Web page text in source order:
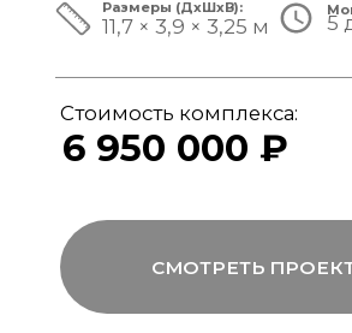
Мы совмещаем скорость модульной
сборки с технологиями капитального
строительства, включая использование
бетона, керамогранита и премиального
инженерного оборудования